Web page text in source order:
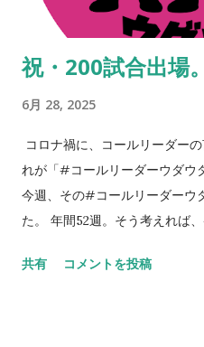
は『共に継続する仲間がいる
まさに本質。 ※ステッカーは
もし手に入らなかった方は、ス
りますよね。 NEVER
祝・200試合出場
6月 28, 2025
コロナ禍に、コールリーダー
れが「#コールリーダーウダウ
今週、その#コールリーダーウ
た。 年間52週。そう考えれば
つつある。いや、忘れてはい
共有 コメントを投稿